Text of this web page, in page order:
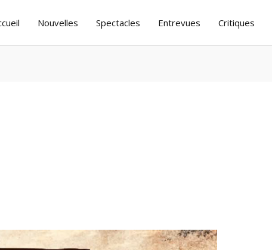
Nouvelles Spectacles Entrevues Critiques